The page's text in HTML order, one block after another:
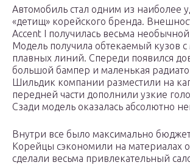
Автомобиль стал одним из наиболее
«детищ» корейского бренда.
Accent I получилась весьма
Модель получила обтекаемый кузов
плавных линий. Спереди появился
большой бампер и маленькая
Шильдик компании разместили на
передней части дополнили узкие
Сзади модель оказалась абсолютно
Внутри все было максимально
Корейцы сэкономили на материалах
сделали весьма привлекательный